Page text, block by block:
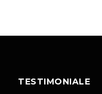
TESTIMONIALE